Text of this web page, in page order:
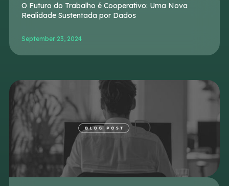
O Futuro do Trabalho é Cooperativo: Uma Nova
Realidade Sustentada por Dados
September 23, 2024